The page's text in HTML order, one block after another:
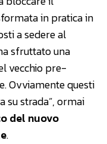
in pratica in
a sedere al
sfruttato una
vecchio pre-
Ovviamente questi
su strada”, ormai
del nuovo
.